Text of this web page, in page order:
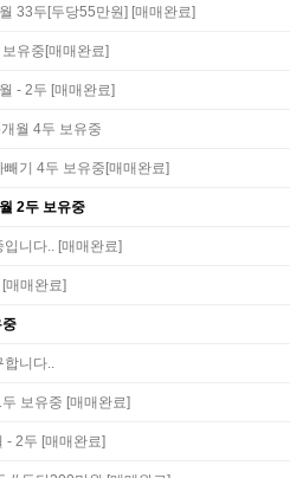
33두[두당55만원] [매매완료]
유중[매매완료]
- 2두 [매매완료]
월 4두 보유중
빼기 4두 보유중[매매완료]
2두 보유중
니다.. [매매완료]
매매완료]
중
니다..
보유중 [매매완료]
- 2두 [매매완료]